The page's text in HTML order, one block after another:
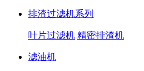
排渣过滤机系列
叶片过滤机 精密排渣机
滤油机